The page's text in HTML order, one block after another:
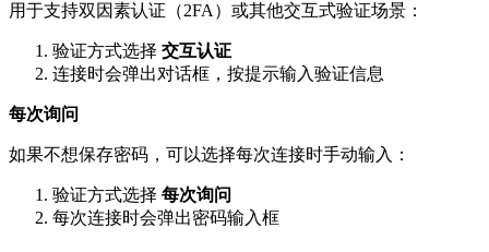
用于支持双因素认证（2FA）或其他交互式验证场景：
验证方式选择 交互认证
连接时会弹出对话框，按提示输入验证信息
每次询问
如果不想保存密码，可以选择每次连接时手动输入：
验证方式选择 每次询问
每次连接时会弹出密码输入框